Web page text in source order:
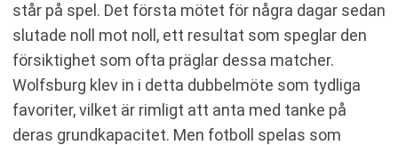
står på spel. Det första mötet för några dagar sedan
slutade noll mot noll, ett resultat som speglar den
försiktighet som ofta präglar dessa matcher.
Wolfsburg klev in i detta dubbelmöte som tydliga
favoriter, vilket är rimligt att anta med tanke på
deras grundkapacitet. Men fotboll spelas som